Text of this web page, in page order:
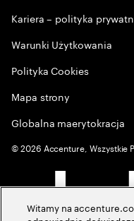
Kariera – polityka
Warunki Użytkowania
Polityka Cookies
Mapa strony
Globalna maerytokracja
©2026 Accenture, Wszystkie
Witamy na